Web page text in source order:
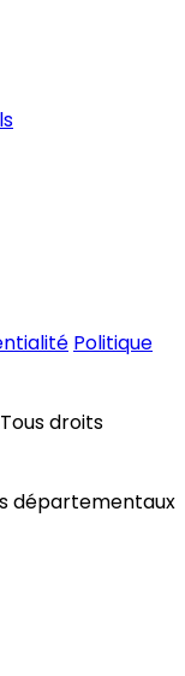
Politique
droits
départementaux